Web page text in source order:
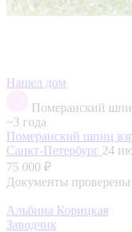
Нашел дом
Померанский
~3 года
Померанский шпиц
Санкт-Петербург 24
75 000 ₽
Документы проверены
Альбина Корицкая
Заводчик